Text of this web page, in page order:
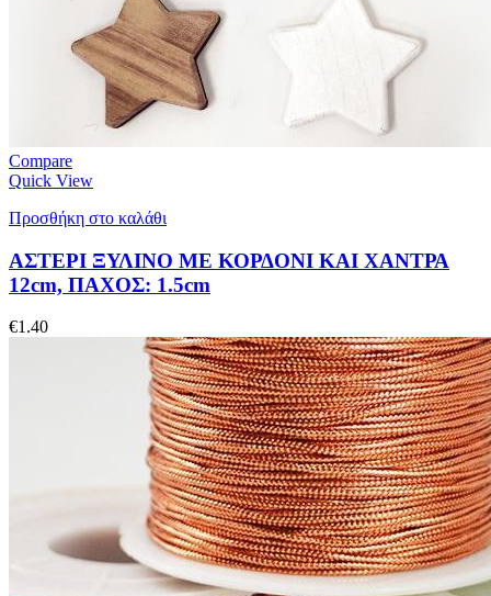
Compare
Quick View
Προσθήκη στο καλάθι
ΑΣΤΕΡΙ ΞΥΛΙΝΟ ΜΕ ΚΟΡΔΟΝΙ ΚΑΙ ΧΑΝΤΡΑ
12cm, ΠΑΧΟΣ: 1.5cm
€1.40